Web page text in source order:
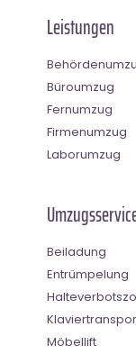
Leistungen
Büroumzug
Fernumzug
Firmenumzug
Laborumzug
Beiladung
Entrümpelung
Möbellift